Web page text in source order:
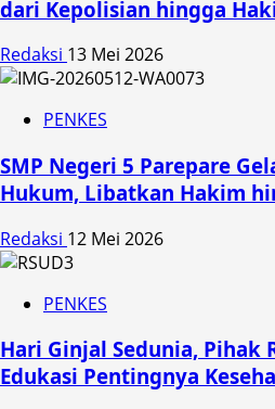
dari Kepolisian hingga
Redaksi 13 Mei 2026
PENKES
SMP Negeri 5 Parepare
Hukum, Libatkan Hakim
Redaksi 12 Mei 2026
PENKES
Hari Ginjal Sedunia, Pihak
Edukasi Pentingnya